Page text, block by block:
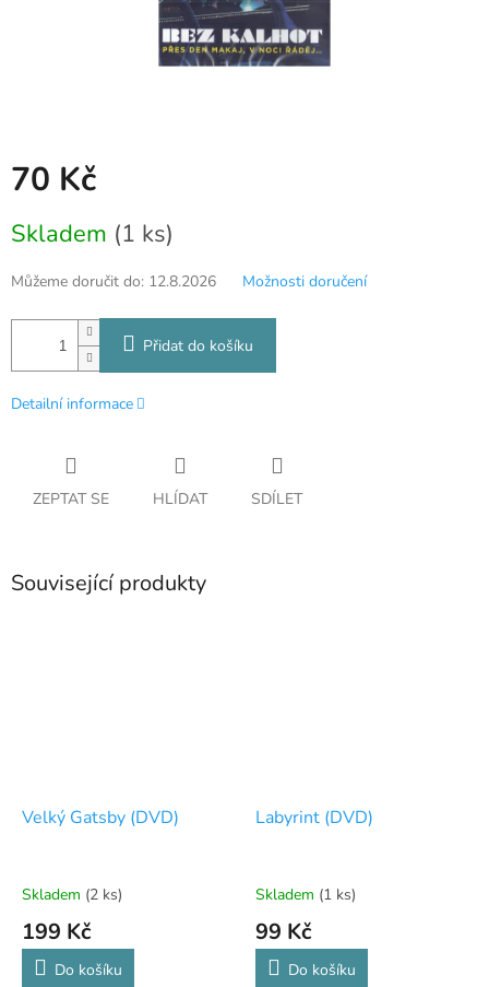
70 Kč
cena:
Skladem (1 ks)
Můžeme doručit do: 12.8.2026 Možnosti doručení
Přidat do košíku
Detailní informace
ZEPTAT SE HLÍDAT SDÍLET
Související produkty
Velký Gatsby (DVD)
Skladem (2 ks)
199 Kč
Do košíku
Labyrint (DVD)
Skladem (1 ks)
99 Kč
Do košíku